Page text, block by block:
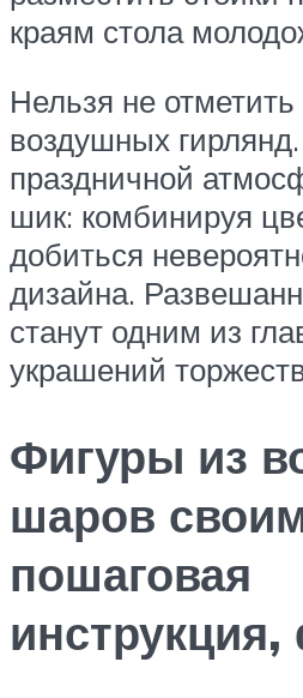
краям стола
Нельзя не
воздушных
праздничной
шик: комбинируя
добиться
дизайна.
станут одним из
украшений
Фигуры из
шаров
пошаговая
инструкция,